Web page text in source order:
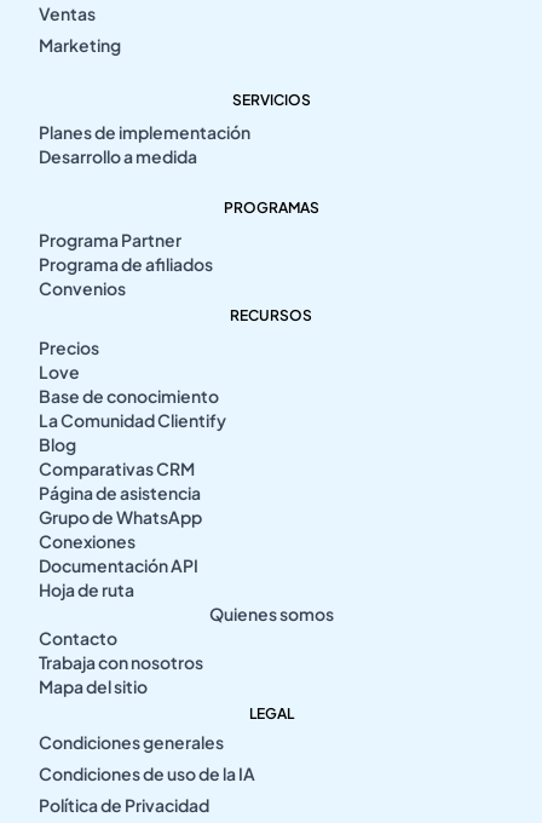
Ventas
Marketing
SERVICIOS
Planes de implementación
Desarrollo a medida
PROGRAMAS
Programa Partner
Programa de afiliados
Convenios
RECURSOS
Precios
Love
Base de conocimiento
La Comunidad Clientify
Blog
Comparativas CRM
Página de asistencia
Grupo de WhatsApp
Conexiones
Documentación API
Hoja de ruta
Quienes somos
Contacto
Trabaja con nosotros
Mapa del sitio
LEGAL
Condiciones generales
Condiciones de uso de la IA
Política de Privacidad